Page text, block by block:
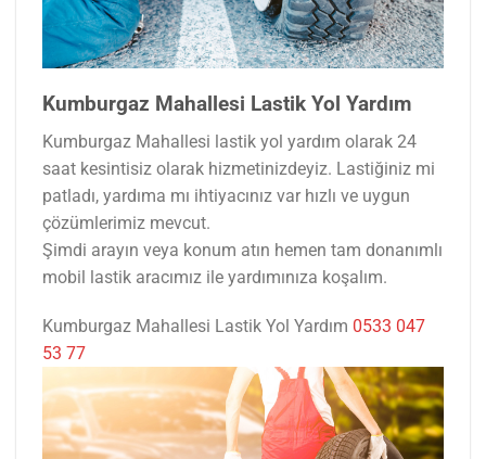
Kumburgaz Mahallesi Lastik Yol Yardım
Kumburgaz Mahallesi lastik yol yardım olarak 24
saat kesintisiz olarak hizmetinizdeyiz. Lastiğiniz mi
patladı, yardıma mı ihtiyacınız var hızlı ve uygun
çözümlerimiz mevcut.
Şimdi arayın veya konum atın hemen tam donanımlı
mobil lastik aracımız ile yardımınıza koşalım.
Kumburgaz Mahallesi Lastik Yol Yardım 0533 047
53 77